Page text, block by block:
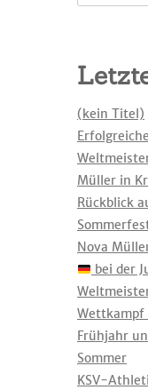
nach:
(kein Titel)
Müller in
Rückblick
Nova
bei der
Wettkampf
Frühjahr
Sommer
KSV-